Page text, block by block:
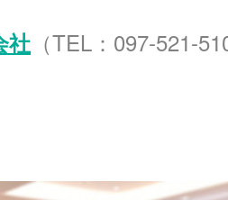
社 （TEL：097-521-